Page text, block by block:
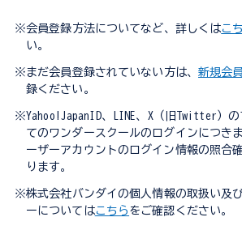
※会員登録方法についてなど、詳しくはこ
い。
※まだ会員登録されていない方は、 新規会
録ください。
※Yahoo!JapanID、LINE、X（旧Twitter）
てのワンダースクールのログインにつき
ーザーアカウントのログイン情報の照合
ります。
※株式会社バンダイの個人情報の取扱い及
ーについてはこちら をご確認ください。